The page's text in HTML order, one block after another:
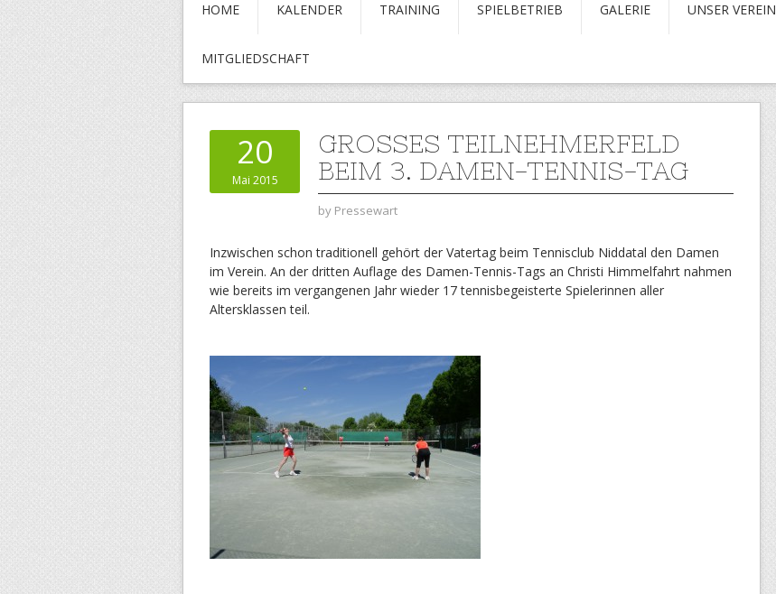
HOME KALENDER TRAINING SPIELBETRIEB GALERIE UNSER VEREIN
MITGLIEDSCHAFT
20
Mai 2015
GROSSES TEILNEHMERFELD B
EIM 3. DAMEN-TENNIS-TAG
by Pressewart
Inzwischen schon traditionell gehört der Vatertag beim Tennisclub Niddatal den Damen
im Verein. An der dritten Auflage des Damen-Tennis-Tags an Christi Himmelfahrt nahmen
wie bereits im vergangenen Jahr wieder 17 tennisbegeisterte Spielerinnen aller
Altersklassen teil.